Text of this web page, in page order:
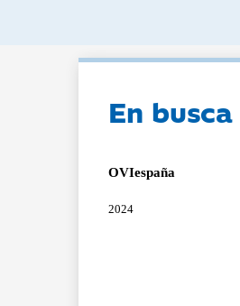
En
OVIespaña
2024